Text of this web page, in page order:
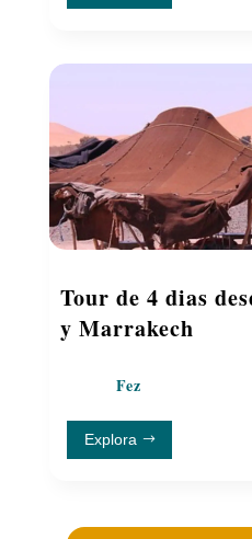
Tour de 4 dias
y Marrakech
Fez
Explora